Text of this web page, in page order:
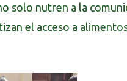
solo nutren a la
el acceso a